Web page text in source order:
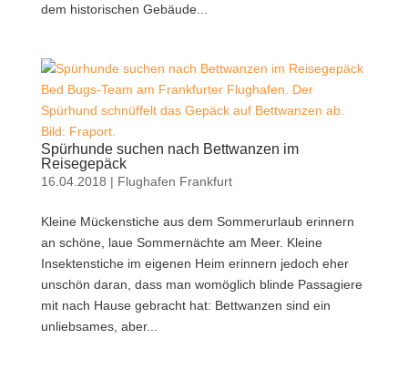
dem historischen Gebäude...
Bed Bugs-Team am Frankfurter Flughafen. Der
Spürhund schnüffelt das Gepäck auf Bettwanzen ab.
Bild: Fraport.
Spürhunde suchen nach Bettwanzen im
Reisegepäck
16.04.2018 | Flughafen Frankfurt
Kleine Mückenstiche aus dem Sommerurlaub erinnern
an schöne, laue Sommernächte am Meer. Kleine
Insektenstiche im eigenen Heim erinnern jedoch eher
unschön daran, dass man womöglich blinde Passagiere
mit nach Hause gebracht hat: Bettwanzen sind ein
unliebsames, aber...